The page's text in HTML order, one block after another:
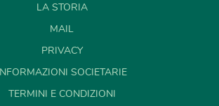
LA STORIA
MAIL
PRIVACY
SOCIETARIE
TERMINI E CONDIZIONI